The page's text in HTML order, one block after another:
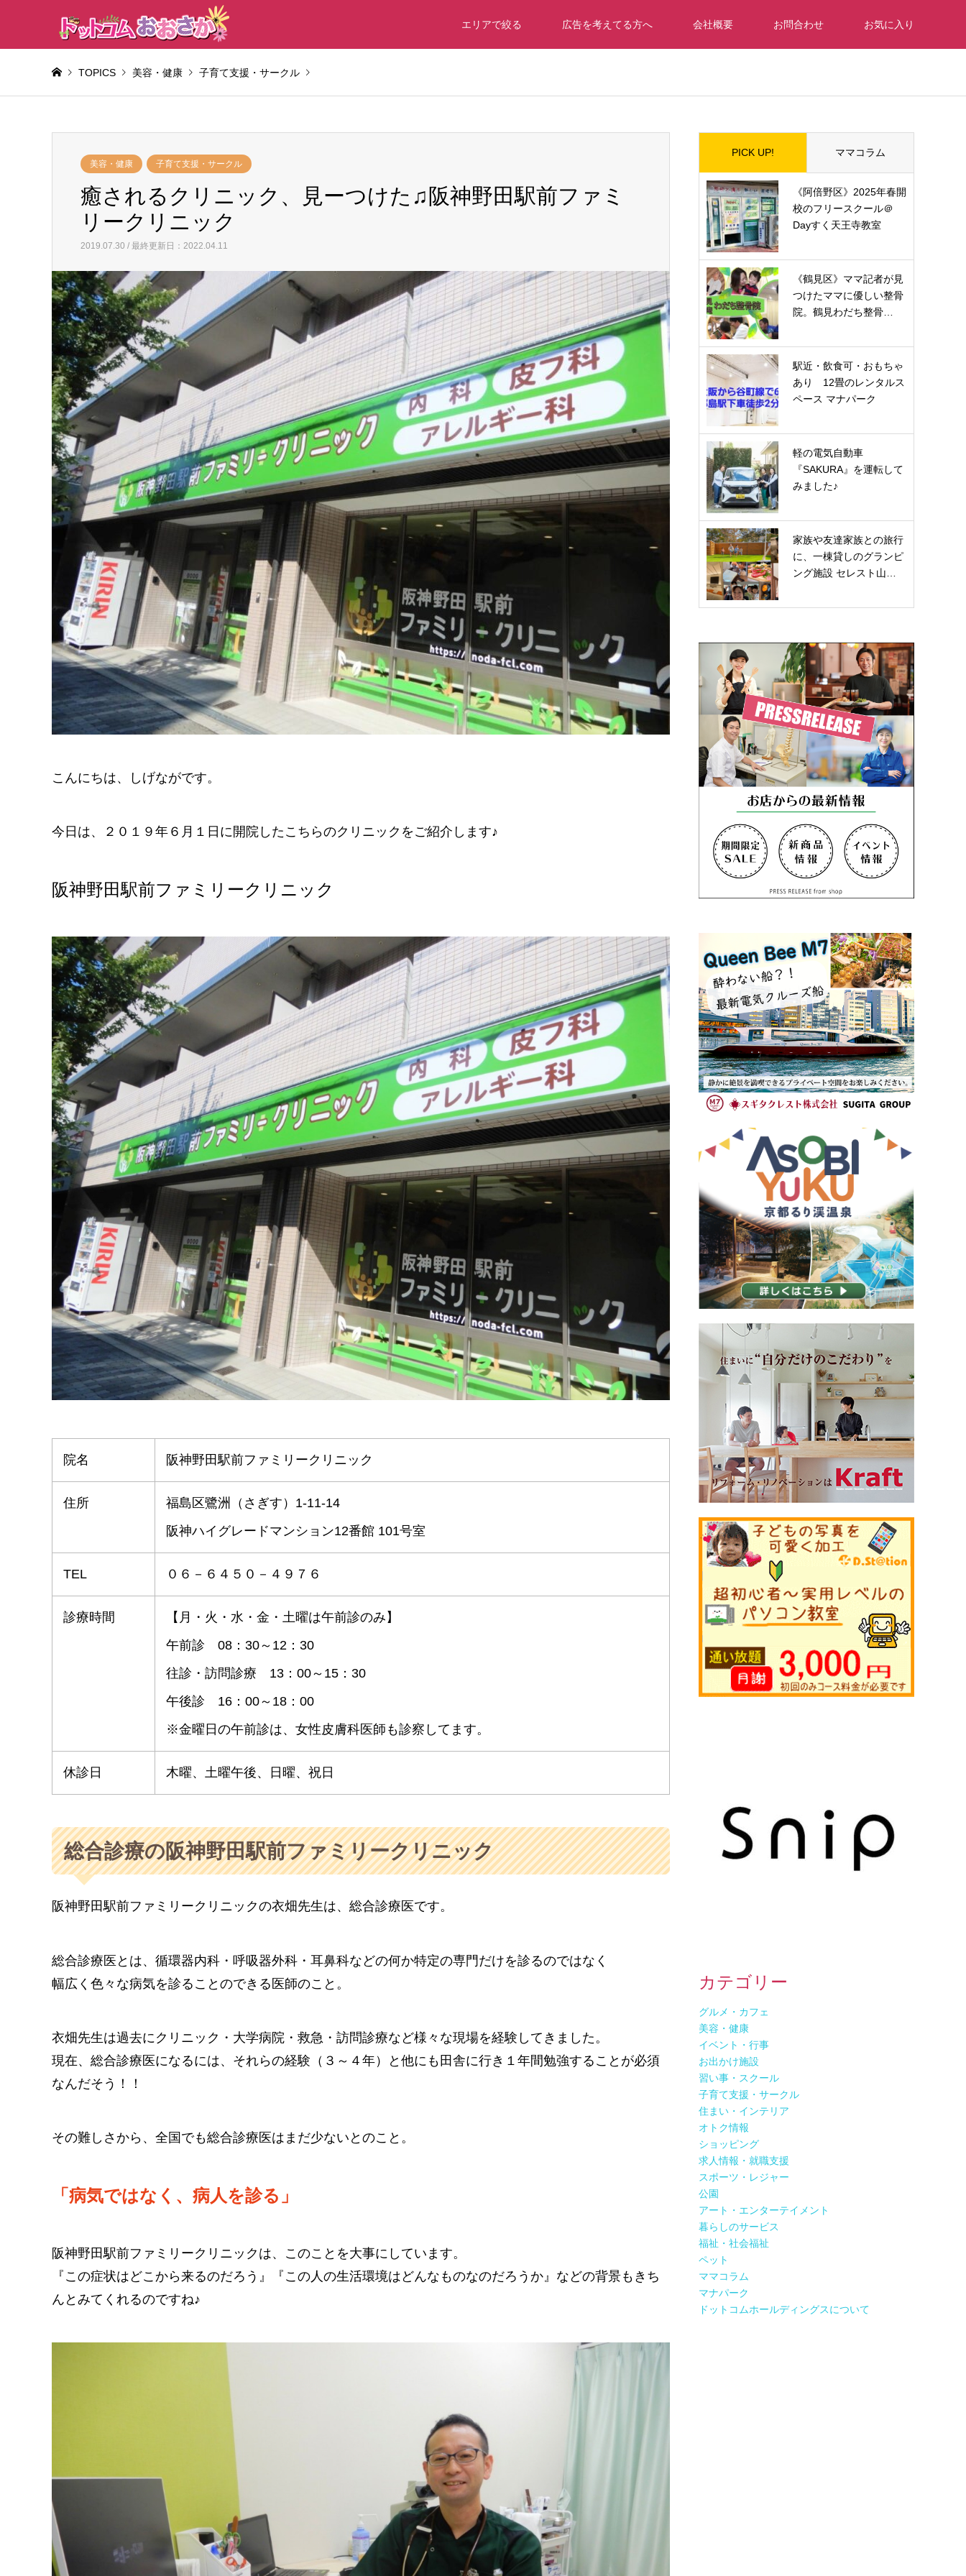
エリアで絞る 広告を考えてる方へ 会社概要 お問合わせ お気に入り
TOPICS 美容・健康 子育て支援・サークル
癒されるクリニック、見ーつけた♫阪神野田駅前ファミリークリニック
美容・健康 子育て支援・サークル
癒されるクリニック、見ーつけた♫阪神野田駅前ファミ
リークリニック
2019.07.30 / 最終更新日：2022.04.11
こんにちは、しげながです。
今日は、２０１９年６月１日に開院したこちらのクリニックをご紹介します♪
阪神野田駅前ファミリークリニック
院名 阪神野田駅前ファミリークリニック
住所
福島区鷺洲（さぎす）1-11-14
阪神ハイグレードマンション12番館 101号室
TEL ０６－６４５０－４９７６
診療時間
【月・火・水・金・土曜は午前診のみ】
午前診 08：30～12：30
往診・訪問診療 13：00～15：30
午後診 16：00～18：00
※金曜日の午前診は、女性皮膚科医師も診察してます。
休診日 木曜、土曜午後、日曜、祝日
総合診療の阪神野田駅前ファミリークリニック
阪神野田駅前ファミリークリニックの衣畑先生は、総合診療医です。
総合診療医とは、循環器内科・呼吸器外科・耳鼻科などの何か特定の専門だけを診るのではなく
幅広く色々な病気を診ることのできる医師のこと。
衣畑先生は過去にクリニック・大学病院・救急・訪問診療など様々な現場を経験してきました。
現在、総合診療医になるには、それらの経験（３～４年）と他にも田舎に行き１年間勉強することが必須
なんだそう！！
その難しさから、全国でも総合診療医はまだ少ないとのこと。
「病気ではなく、病人を診る」
阪神野田駅前ファミリークリニックは、このことを大事にしています。
『この症状はどこから来るのだろう』『この人の生活環境はどんなものなのだろうか』などの背景もきち
んとみてくれるのですね♪
PICK UP! ママコラム
《阿倍野区》2025年春開
校のフリースクール＠
Dayすく天王寺教室
《鶴見区》ママ記者が見
つけたママに優しい整骨
院。鶴見わだち整骨…
駅近・飲食可・おもちゃ
あり 12畳のレンタルス
ペース マナパーク
軽の電気自動車
『SAKURA』を運転して
みました♪
家族や友達家族との旅行
に、一棟貸しのグランピ
ング施設 セレスト山…
カテゴリー
グルメ・カフェ
美容・健康
イベント・行事
お出かけ施設
習い事・スクール
子育て支援・サークル
住まい・インテリア
オトク情報
ショッピング
求人情報・就職支援
スポーツ・レジャー
公園
アート・エンターテイメント
暮らしのサービス
福祉・社会福祉
ペット
ママコラム
マナパーク
ドットコムホールディングスについて